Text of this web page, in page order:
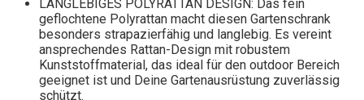
LANGLEBIGES POLYRATTAN DESIGN: Das fein
geflochtene Polyrattan macht diesen Gartenschrank
besonders strapazierfähig und langlebig. Es vereint
ansprechendes Rattan-Design mit robustem
Kunststoffmaterial, das ideal für den outdoor Bereich
geeignet ist und Deine Gartenausrüstung zuverlässig
schützt.